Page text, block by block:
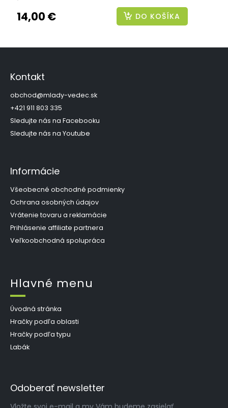
14,00 € DO KOŠÍKA
Z
Kontakt
obchod@mlady-vedec.sk
+421 911 803 335
Sledujte nás na Facebooku
Sledujte nás na Youtube
Informácie
Všeobecné obchodné podmienky
Ochrana osobných údajov
Vrátenie tovaru a reklamácie
Prihlásenie affiliate partnera
Veľkoobchodná spolupráca
Hlavné menu
Úvodná stránka
Hračky podľa oblasti
Hračky podľa typu
Labák
Odoberať newsletter